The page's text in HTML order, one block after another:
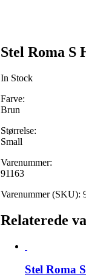
Stel Roma S
In Stock
Farve:
Brun
Størrelse:
Small
Varenummer:
91163
Varenummer (SKU):
Relaterede
Stel Roma